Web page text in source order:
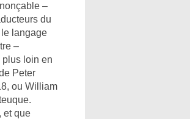
–
du
langage
–
loin en
Peter
ou William
et que